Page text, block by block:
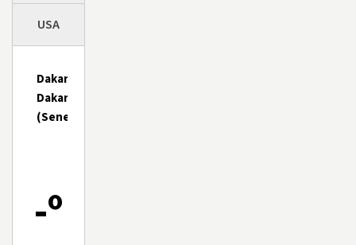
USA
Dakar,
Dakar
(Senegal)
-º